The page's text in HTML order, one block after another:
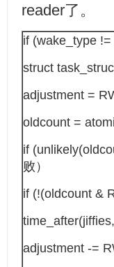
reader了。
if (wake_type
struct
adjustment =
oldcount =
if
败）
if (!(oldcount &
adjustment -=